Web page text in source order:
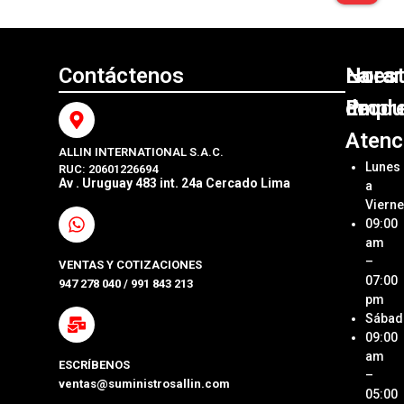
Contáctenos
ALLIN INTERNATIONAL S.A.C.
RUC: 20601226694
Av . Uruguay 483 int. 24a Cercado Lima
VENTAS Y COTIZACIONES
947 278 040 / 991 843 213
ESCRÍBENOS
ventas@suministrosallin.com
y Pcs
La
Allin
SAC
Ubica
Tienda
de
de
Lunes
a
09:00
am
–
07:00
pm
09:00
am
–
05:00